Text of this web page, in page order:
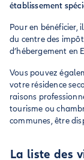
établissement
Pour en bénéficier,
du centre des
d’hébergement en
Vous pouvez
votre résidence
raisons
tourisme ou
communes, être
La liste des